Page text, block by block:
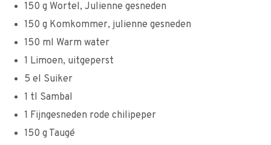
150 g Wortel, Julienne gesneden
150 g Komkommer, julienne gesneden
150 ml Warm water
1 Limoen, uitgeperst
5 el Suiker
1 tl Sambal
1 Fijngesneden rode chilipeper
150 g Taugé